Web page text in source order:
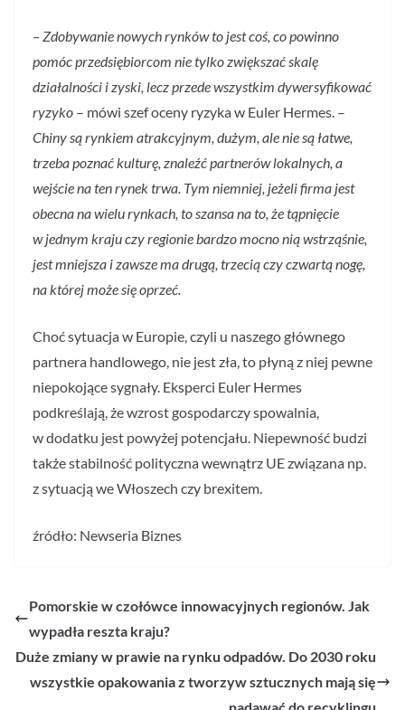
– Zdobywanie nowych rynków to jest coś, co powinno
pomóc przedsiębiorcom nie tylko zwiększać skalę
działalności i zyski, lecz przede wszystkim dywersyfikować
ryzyko – mówi szef oceny ryzyka w Euler Hermes. –
Chiny są rynkiem atrakcyjnym, dużym, ale nie są łatwe,
trzeba poznać kulturę, znaleźć partnerów lokalnych, a
wejście na ten rynek trwa. Tym niemniej, jeżeli firma jest
obecna na wielu rynkach, to szansa na to, że tąpnięcie
w jednym kraju czy regionie bardzo mocno nią wstrząśnie,
jest mniejsza i zawsze ma drugą, trzecią czy czwartą nogę,
na której może się oprzeć.
Choć sytuacja w Europie, czyli u naszego głównego
partnera handlowego, nie jest zła, to płyną z niej pewne
niepokojące sygnały. Eksperci Euler Hermes
podkreślają, że wzrost gospodarczy spowalnia,
w dodatku jest powyżej potencjału. Niepewność budzi
także stabilność polityczna wewnątrz UE związana np.
z sytuacją we Włoszech czy brexitem.
źródło: Newseria Biznes
Pomorskie w czołówce innowacyjnych regionów. Jak
wypadła reszta kraju?
Duże zmiany w prawie na rynku odpadów. Do 2030 roku
wszystkie opakowania z tworzyw sztucznych mają się